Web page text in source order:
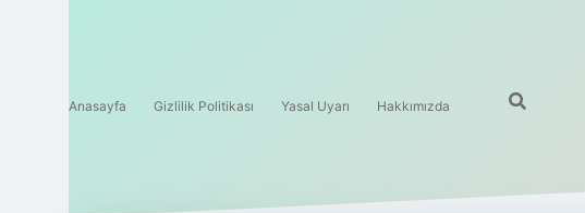
Anasayfa Gizlilik Politikası Yasal Uyarı Hakkımızda